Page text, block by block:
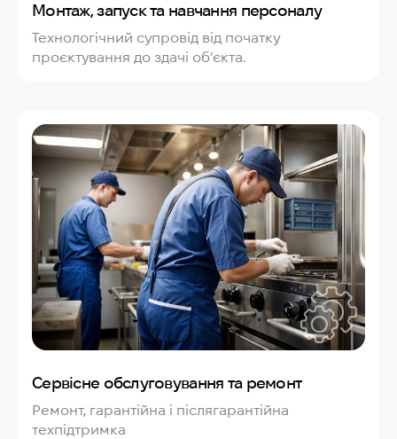
Монтаж, запуск та навчання персоналу
Технологічний супровід від початку
проєктування до здачі об’єкта.
Сервісне обслуговування та ремонт
Ремонт, гарантійна і післягарантійна
техпідтримка